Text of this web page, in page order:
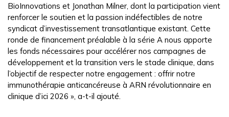
BioInnovations et Jonathan Milner, dont la participation vient
renforcer le soutien et la passion indéfectibles de notre
syndicat d’investissement transatlantique existant. Cette
ronde de financement préalable à la série A nous apporte
les fonds nécessaires pour accélérer nos campagnes de
développement et la transition vers le stade clinique, dans
l’objectif de respecter notre engagement : offrir notre
immunothérapie anticancéreuse à ARN révolutionnaire en
clinique d’ici 2026 », a-t-il ajouté.